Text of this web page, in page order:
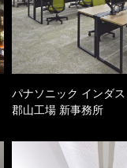
パナソニック インダ
郡山工場 新事務所